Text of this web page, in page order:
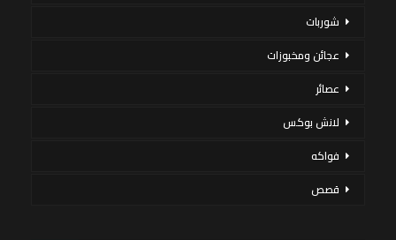
شوربات
عجائن ومخبوزات
عصائر
لانش بوكس
فواكه
قصص